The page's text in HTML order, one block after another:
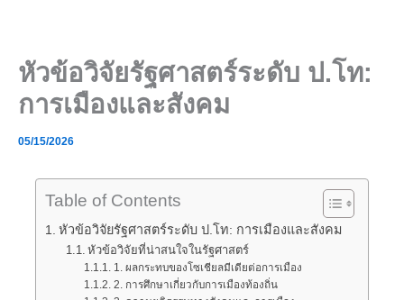
หัวข้อวิจัยรัฐศาสตร์ระดับ ป.โท:
การเมืองและสังคม
05/15/2026
Table of Contents
หัวข้อวิจัยรัฐศาสตร์ระดับ ป.โท: การเมืองและสังคม
หัวข้อวิจัยที่น่าสนใจในรัฐศาสตร์
1. ผลกระทบของโซเชียลมีเดียต่อการเมือง
2. การศึกษาเกี่ยวกับการเมืองท้องถิ่น